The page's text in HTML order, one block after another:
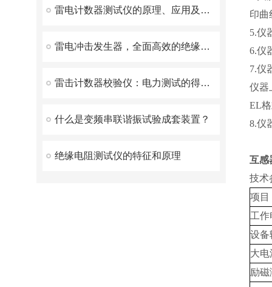
雷电计数器测试仪的原理、应用及注意事项
雷电冲击发生器，全面高效的绝缘性能检测解决方案
雷击计数器校验仪：电力测试的得力助手
什么是变频串联谐振试验成套装置？
绝缘电阻测试仪的特征和原理
印曲
5.仪
6.仪
7.仪
仪器
EL
8.仪
互感
技术
项目
工作
设备
大电
励磁